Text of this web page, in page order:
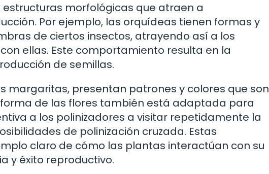
morfológicas que atraen a
Por ejemplo, las orquídeas tienen formas y
de ciertos insectos, atrayendo así a los
ellas. Este comportamiento resulta en la
de semillas.
margaritas, presentan patrones y colores que son
de las flores también está adaptada para
a los polinizadores a visitar repetidamente la
de polinización cruzada. Estas
claro de cómo las plantas interactúan con su
y éxito reproductivo.